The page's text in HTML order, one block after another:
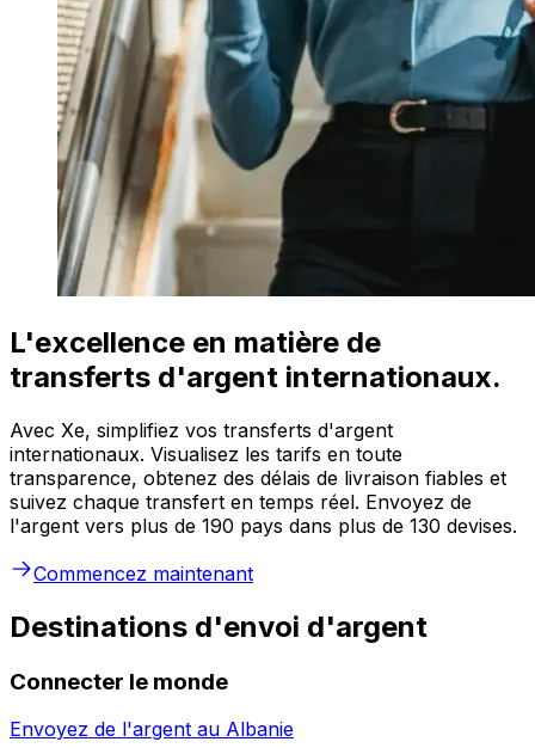
L'excellence en matière de
transferts d'argent internationaux.
Avec Xe, simplifiez vos transferts d'argent
internationaux. Visualisez les tarifs en toute
transparence, obtenez des délais de livraison fiables et
suivez chaque transfert en temps réel. Envoyez de
l'argent vers plus de 190 pays dans plus de 130 devises.
Commencez maintenant
Destinations d'envoi d'argent
Connecter le monde
Envoyez de l'argent au Albanie